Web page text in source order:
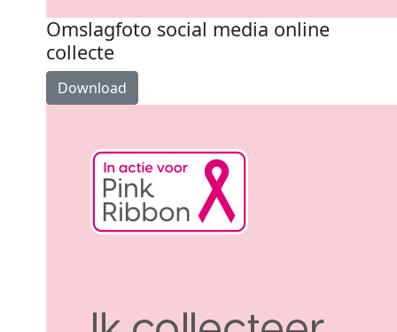
Omslagfoto social media online
collecte
Download